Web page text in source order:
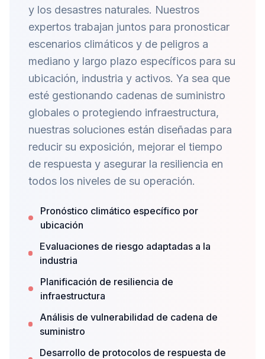
y los desastres naturales. Nuestros
expertos trabajan juntos para pronosticar
escenarios climáticos y de peligros a
mediano y largo plazo específicos para su
ubicación, industria y activos. Ya sea que
esté gestionando cadenas de suministro
globales o protegiendo infraestructura,
nuestras soluciones están diseñadas para
reducir su exposición, mejorar el tiempo
de respuesta y asegurar la resiliencia en
todos los niveles de su operación.
Pronóstico climático específico por
ubicación
Evaluaciones de riesgo adaptadas a la
industria
Planificación de resiliencia de
infraestructura
Análisis de vulnerabilidad de cadena de
suministro
Desarrollo de protocolos de respuesta de